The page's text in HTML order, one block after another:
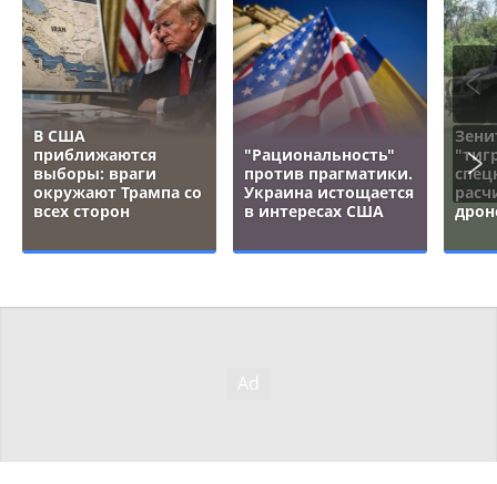
В США
приближаются
выборы: враги
окружают Трампа со
всех сторон
"Рациональность"
против прагматики.
Украина истощается
в интересах США